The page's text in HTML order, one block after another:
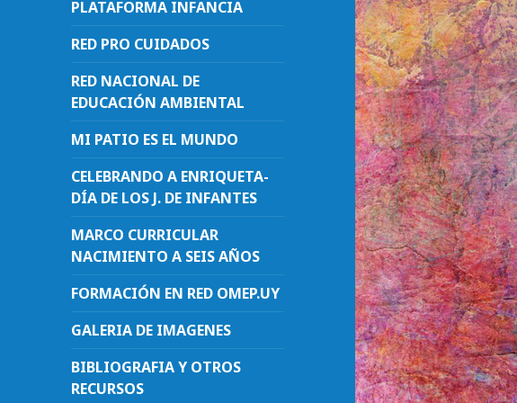
PLATAFORMA INFANCIA
RED PRO CUIDADOS
RED NACIONAL DE
EDUCACIÓN AMBIENTAL
MI PATIO ES EL MUNDO
CELEBRANDO A ENRIQUETA-
DÍA DE LOS J. DE INFANTES
MARCO CURRICULAR
NACIMIENTO A SEIS AÑOS
FORMACIÓN EN RED OMEP.UY
GALERIA DE IMAGENES
BIBLIOGRAFIA Y OTROS
RECURSOS